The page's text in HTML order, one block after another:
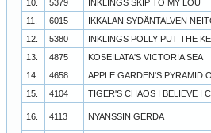
10.
5379 INKLINGS SKIP TO MY LOU
11.
6015 IKKALAN SYDÄNTALVEN
12.
5380 INKLINGS POLLY PUT THE
13.
4875 KOSEILATA'S VICTORIA SEA
14.
4658 APPLE GARDEN'S PYRAMID
15.
4104 TIGER'S CHAOS I BELIEVE I
16. 4113 NYANSSIN GERDA